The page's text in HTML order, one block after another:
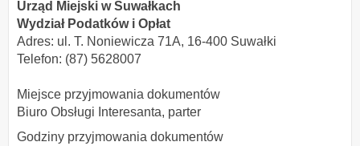
Urząd Miejski w Suwałkach
Wydział Podatków i Opłat
Adres: ul. T. Noniewicza 71A, 16-400 Suwałki
Telefon: (87) 5628007
Miejsce przyjmowania dokumentów
Biuro Obsługi Interesanta, parter
Godziny przyjmowania dokumentów